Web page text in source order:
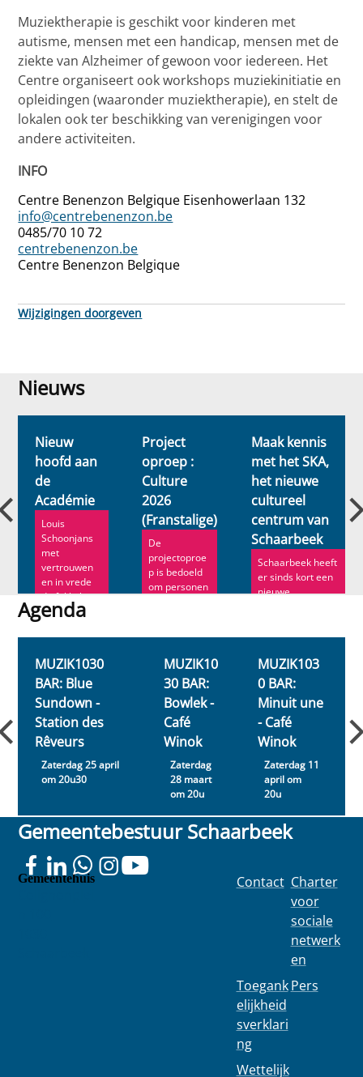
Muziektherapie is geschikt voor kinderen met
autisme, mensen met een handicap, mensen met de
ziekte van Alzheimer of gewoon voor iedereen. Het
Centre organiseert ook workshops muziekinitiatie en
opleidingen (waaronder muziektherapie), en stelt de
lokalen ook ter beschikking van verenigingen voor
andere activiteiten.
INFO
Centre Benenzon Belgique Eisenhowerlaan 132
info@centrebenenzon.be
0485/70 10 72
centrebenenzon.be
Centre Benenzon Belgique
Wijzigingen doorgeven
Nieuws
Nieuws
Nieuw
hoofd aan
de
Académie
Louis
Schoonjans
met
vertrouwen
en in vrede
de fakkel
door. Ann
Project
oproep :
Culture
2026
(Franstalige)
De
projectoproe
p is bedoeld
om personen
Maak kennis
met het SKA,
het nieuwe
cultureel
centrum van
Schaarbeek
Schaarbeek heeft
er sinds kort een
nieuwe
Agenda
Agenda
MUZIK1030
BAR: Blue
Sundown -
Station des
Rêveurs
Zaterdag 25 april
om 20u30
MUZIK10
30 BAR:
Bowlek -
Café
Winok
Zaterdag
28 maart
om 20u
MUZIK103
0 BAR:
Minuit une
- Café
Winok
Zaterdag 11
april om
20u
Gemeentebestuur Schaarbeek
Gemeentehuis Contact
Toegank
elijkheid
sverklari
ng
Wettelijk
Charter
voor
sociale
netwerk
en
Pers